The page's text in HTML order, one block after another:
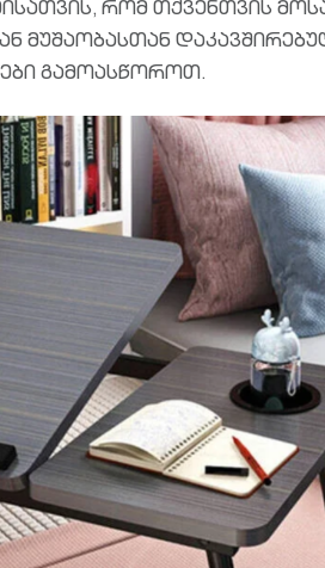
რომ თქვენთვის
მუშაობასთან
გამოასწოროთ.